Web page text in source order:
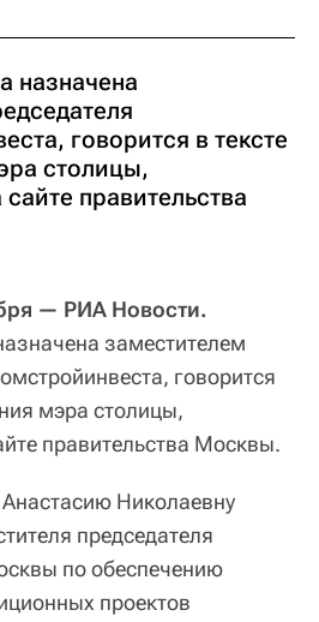
назначена
говорится в тексте
столицы,
правительства
— РИА Новости.
заместителем
говорится
мэра столицы,
правительства Москвы.
Николаевну
председателя
по обеспечению
проектов